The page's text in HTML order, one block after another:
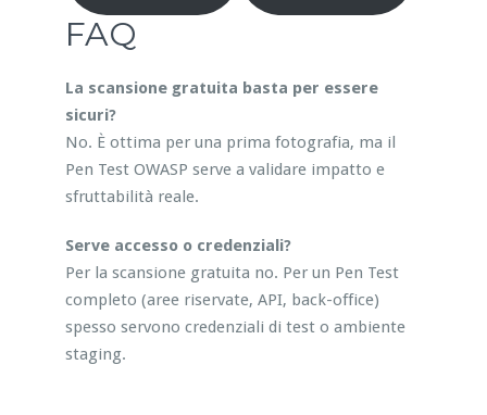
FAQ
La scansione gratuita basta per essere
sicuri?
No. È ottima per una prima fotografia, ma il
Pen Test OWASP serve a validare impatto e
sfruttabilità reale.
Serve accesso o credenziali?
Per la scansione gratuita no. Per un Pen Test
completo (aree riservate, API, back-office)
spesso servono credenziali di test o ambiente
staging.